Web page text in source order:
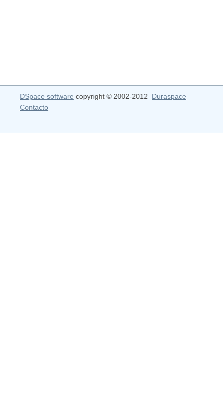
DSpace software copyright © 2002-2012 Duraspace
Contacto